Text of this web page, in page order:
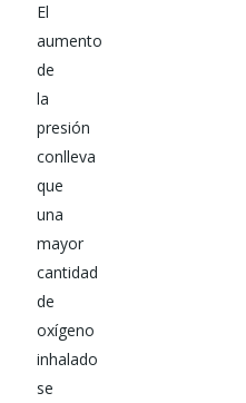
El
aumento
de
la
presión
conlleva
que
una
mayor
cantidad
de
oxígeno
inhalado
se